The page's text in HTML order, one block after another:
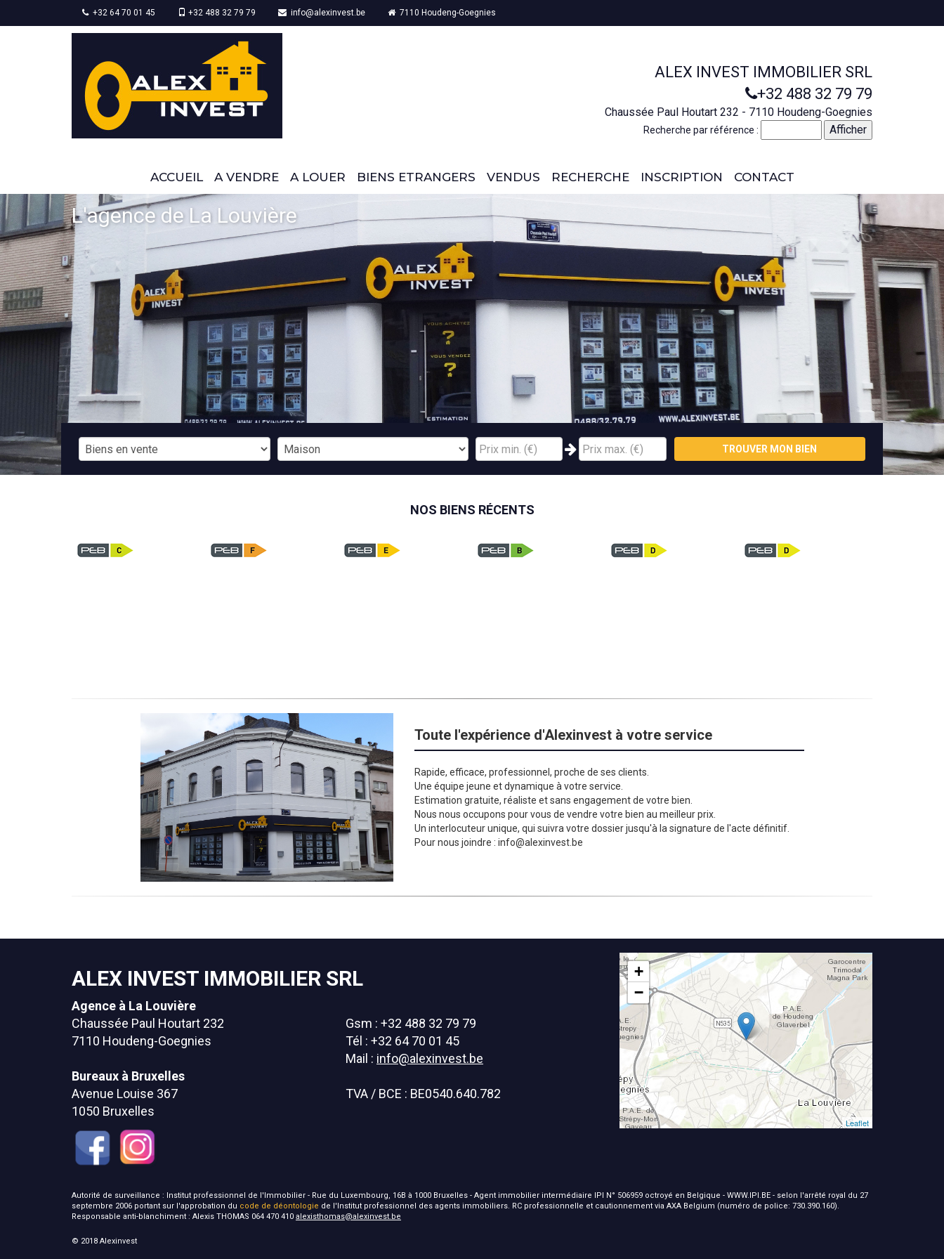
+32 64 70 01 45 +32 488 32 79 79 info@alexinvest.be 7110 Houdeng-Goegnies
ALEX INVEST IMMOBILIER SRL
+32 488 32 79 79
Chaussée Paul Houtart 232 - 7110 Houdeng-Goegnies
Recherche par référence :
ACCUEIL A VENDRE A LOUER BIENS ETRANGERS VENDUS RECHERCHE INSCRIPTION CONTACT
Bureaux à Bruxelles
TROUVER MON BIEN
NOS BIENS RÉCENTS
Toute l'expérience d'Alexinvest à votre service
Rapide, efficace, professionnel, proche de ses clients.
Une équipe jeune et dynamique à votre service.
Estimation gratuite, réaliste et sans engagement de votre bien.
Nous nous occupons pour vous de vendre votre bien au meilleur prix.
Un interlocuteur unique, qui suivra votre dossier jusqu'à la signature de l'acte définitif.
Pour nous joindre : info@alexinvest.be
ALEX INVEST IMMOBILIER SRL
Agence à La Louvière
Chaussée Paul Houtart 232
7110 Houdeng-Goegnies
Bureaux à Bruxelles
Avenue Louise 367
1050 Bruxelles
Gsm : +32 488 32 79 79
Tél : +32 64 70 01 45
Mail : info@alexinvest.be
TVA / BCE : BE0540.640.782
+
−
Leaflet
Autorité de surveillance : Institut professionnel de l'Immobilier - Rue du Luxembourg, 16B à 1000 Bruxelles - Agent immobilier intermédiaire IPI N° 506959 octroyé en Belgique - WWW.IPI.BE - selon l'arrêté royal du 27
septembre 2006 portant sur l'approbation du code de déontologie de l'Institut professionnel des agents immobiliers. RC professionnelle et cautionnement via AXA Belgium (numéro de police: 730.390.160).
Responsable anti-blanchiment : Alexis THOMAS 064 470 410 alexisthomas@alexinvest.be
© 2018 Alexinvest